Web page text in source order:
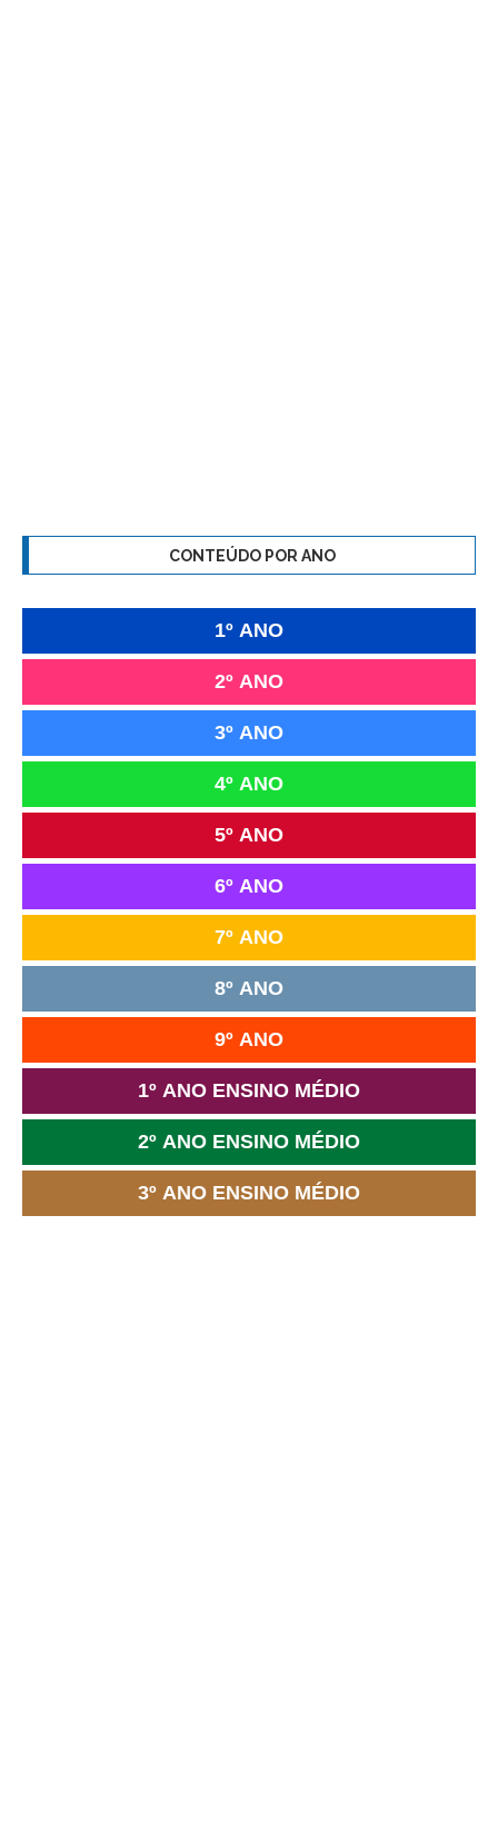
CONTEÚDO POR ANO
1º ANO
2º ANO
3º ANO
4º ANO
5º ANO
6º ANO
7º ANO
8º ANO
9º ANO
1º ANO ENSINO MÉDIO
2º ANO ENSINO MÉDIO
3º ANO ENSINO MÉDIO